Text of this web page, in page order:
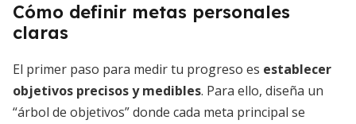
Cómo definir metas personales
claras
El primer paso para medir tu progreso es establecer
objetivos precisos y medibles. Para ello, diseña un
“árbol de objetivos” donde cada meta principal se